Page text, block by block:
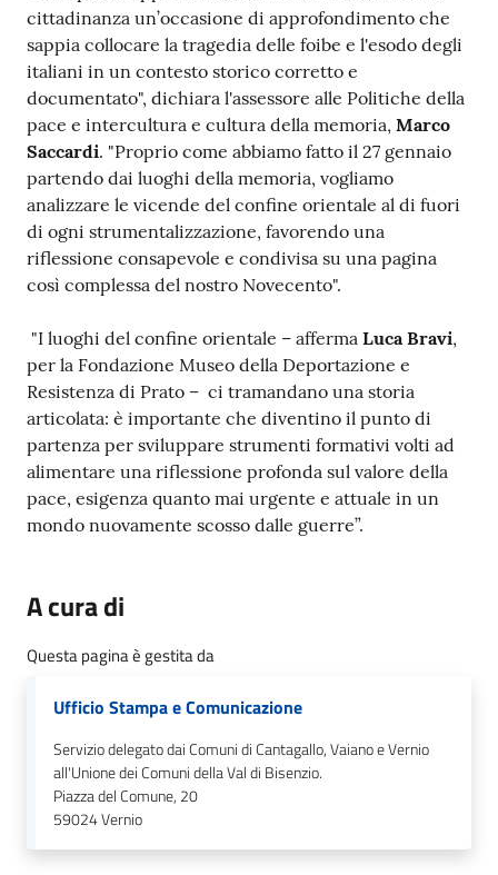
cittadinanza un’occasione di approfondimento che
sappia collocare la tragedia delle foibe e l'esodo degli
italiani in un contesto storico corretto e
documentato", dichiara l'assessore alle Politiche della
pace e intercultura e cultura della memoria, Marco
Saccardi. "Proprio come abbiamo fatto il 27 gennaio
partendo dai luoghi della memoria, vogliamo
analizzare le vicende del confine orientale al di fuori
di ogni strumentalizzazione, favorendo una
riflessione consapevole e condivisa su una pagina
così complessa del nostro Novecento".
"I luoghi del confine orientale – afferma Luca Bravi,
per la Fondazione Museo della Deportazione e
Resistenza di Prato – ci tramandano una storia
articolata: è importante che diventino il punto di
partenza per sviluppare strumenti formativi volti ad
alimentare una riflessione profonda sul valore della
pace, esigenza quanto mai urgente e attuale in un
mondo nuovamente scosso dalle guerre”.
A cura di
Questa pagina è gestita da
Ufficio Stampa e Comunicazione
Servizio delegato dai Comuni di Cantagallo, Vaiano e Vernio
all'Unione dei Comuni della Val di Bisenzio.
Piazza del Comune, 20
59024Vernio